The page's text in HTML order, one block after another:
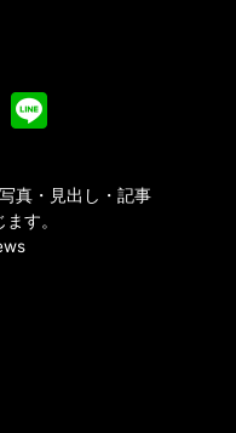
真・見出し・記事
す。